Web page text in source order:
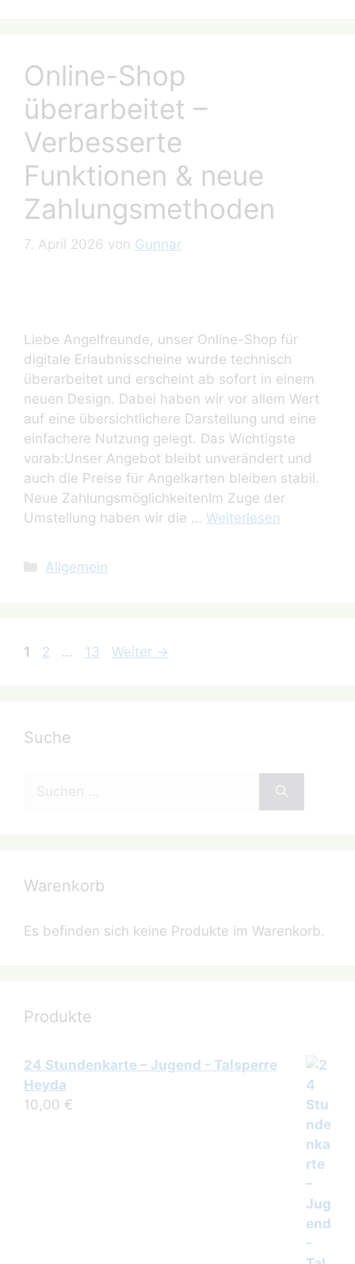
Online-Shop
überarbeitet –
Verbesserte
Funktionen & neue
Zahlungsmethoden
7. April 2026 von Gunnar
Liebe Angelfreunde, unser Online-Shop für
digitale Erlaubnisscheine wurde technisch
überarbeitet und erscheint ab sofort in einem
neuen Design. Dabei haben wir vor allem Wert
auf eine übersichtlichere Darstellung und eine
einfachere Nutzung gelegt. Das Wichtigste
vorab:Unser Angebot bleibt unverändert und
auch die Preise für Angelkarten bleiben stabil.
Neue ZahlungsmöglichkeitenIm Zuge der
Umstellung haben wir die … Weiterlesen
Kategorien
Allgemein
Seite
1 Seite
2 … Seite
13 Weiter →
Suche
nach:
Warenkorb
Es befinden sich keine Produkte im Warenkorb.
Produkte
24 Stundenkarte – Jugend - Talsperre
Heyda
10,00 €